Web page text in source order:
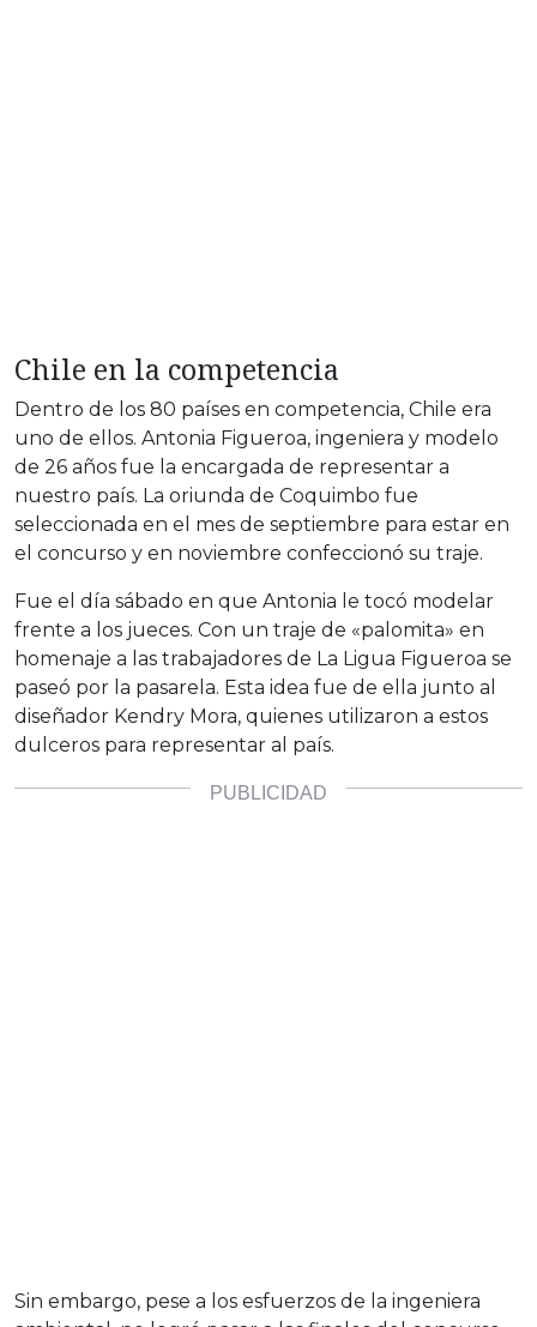
Chile en la competencia
Dentro de los 80 países en competencia, Chile era
uno de ellos. Antonia Figueroa, ingeniera y modelo
de 26 años fue la encargada de representar a
nuestro país. La oriunda de Coquimbo fue
seleccionada en el mes de septiembre para estar en
el concurso y en noviembre confeccionó su traje.
Fue el día sábado en que Antonia le tocó modelar
frente a los jueces. Con un traje de «palomita» en
homenaje a las trabajadores de La Ligua Figueroa se
paseó por la pasarela. Esta idea fue de ella junto al
diseñador Kendry Mora, quienes utilizaron a estos
dulceros para representar al país.
Sin embargo, pese a los esfuerzos de la ingeniera